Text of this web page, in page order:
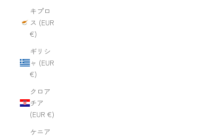
キプロ
ス (EUR
€)
ギリシ
ャ (EUR
€)
クロア
チア
(EUR €)
ケニア